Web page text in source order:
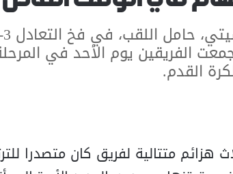
القدم.
هزائم متتالية لفريق كان متصدرا